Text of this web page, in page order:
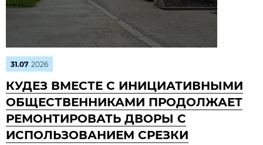
31.07 2026
КУДЕЗ ВМЕСТЕ С ИНИЦИАТИВНЫМИ
ОБЩЕСТВЕННИКАМИ ПРОДОЛЖАЕТ
РЕМОНТИРОВАТЬ ДВОРЫ С
ИСПОЛЬЗОВАНИЕМ СРЕЗКИ